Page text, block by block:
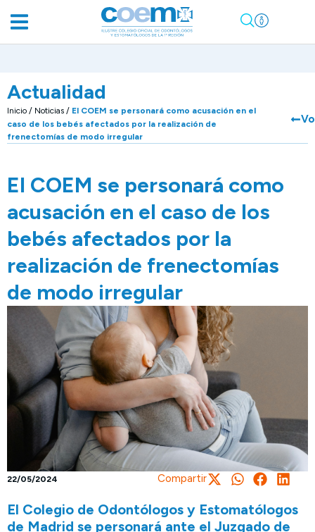
Actualidad
Inicio / Noticias / El COEM se personará como acusación en el
caso de los bebés afectados por la realización de
frenectomías de modo irregular
El COEM se personará como
acusación en el caso de los
bebés afectados por la
realización de frenectomías
de modo irregular
22/05/2024 Compartir
El Colegio de Odontólogos y Estomatólogos
de Madrid se personará ante el Juzgado de